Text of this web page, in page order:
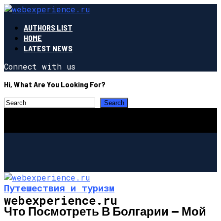
AUTHORS LIST
HOME
LATEST NEWS
Connect with us
Hi, What Are You Looking For?
webexperience.ru
Путешествия и туризм
Что Посмотреть В Болгарии — Мой